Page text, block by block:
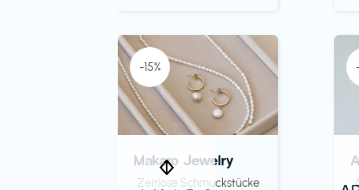
-15%
Makaro Jewelry
Zeitlose Schmuckstücke